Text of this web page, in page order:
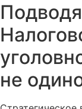
не